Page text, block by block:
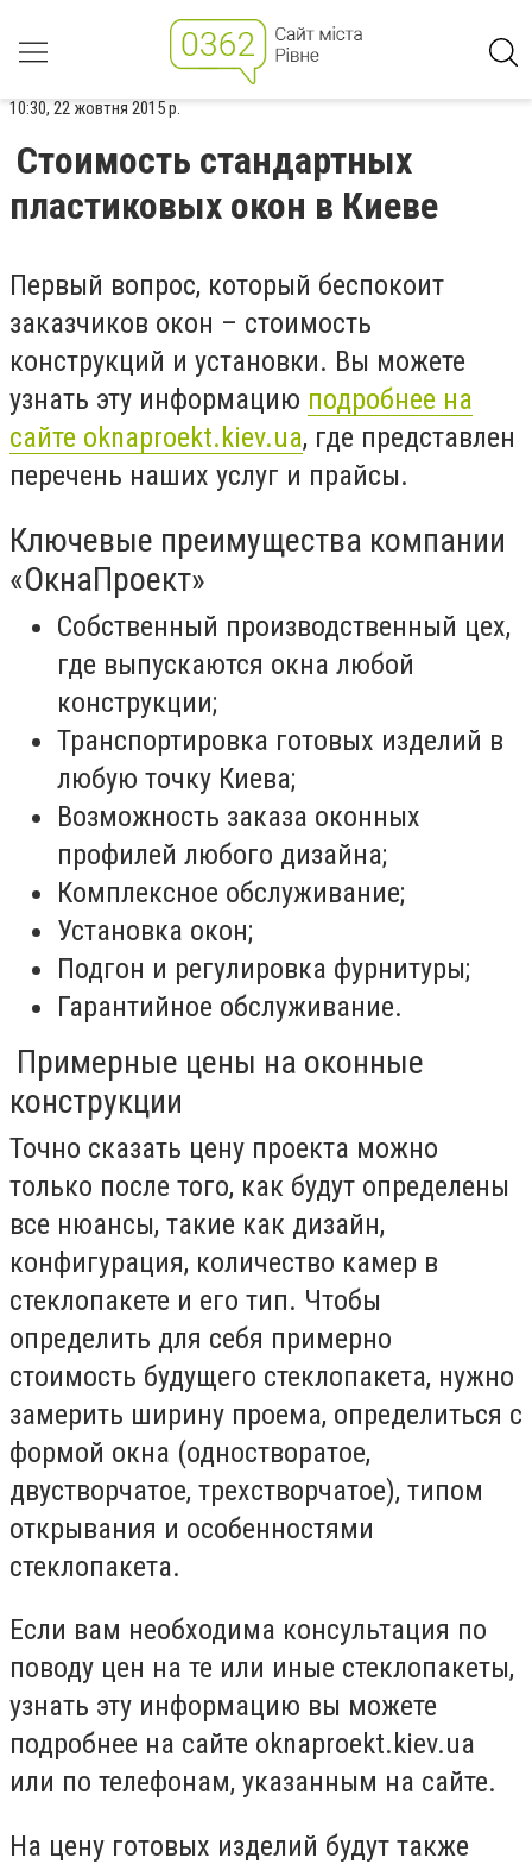
10:30, 22 жовтня 2015 р.
Стоимость стандартных
пластиковых окон в Киеве
Первый вопрос, который беспокоит
заказчиков окон – стоимость
конструкций и установки. Вы можете
узнать эту информацию подробнее на
сайте oknaproekt.kiev.ua, где представлен
перечень наших услуг и прайсы.
Ключевые преимущества компании
«ОкнаПроект»
Собственный производственный цех,
где выпускаются окна любой
конструкции;
Транспортировка готовых изделий в
любую точку Киева;
Возможность заказа оконных
профилей любого дизайна;
Комплексное обслуживание;
Установка окон;
Подгон и регулировка фурнитуры;
Гарантийное обслуживание.
Примерные цены на оконные
конструкции
Точно сказать цену проекта можно
только после того, как будут определены
все нюансы, такие как дизайн,
конфигурация, количество камер в
стеклопакете и его тип. Чтобы
определить для себя примерно
стоимость будущего стеклопакета, нужно
замерить ширину проема, определиться с
формой окна (одностворатое,
двустворчатое, трехстворчатое), типом
открывания и особенностями
стеклопакета.
Если вам необходима консультация по
поводу цен на те или иные стеклопакеты,
узнать эту информацию вы можете
подробнее на сайте oknaproekt.kiev.ua
или по телефонам, указанным на сайте.
На цену готовых изделий будут также